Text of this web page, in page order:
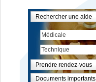
Rechercher une aide
Médicale
Technique
Prendre rendez-vous
Documents importants